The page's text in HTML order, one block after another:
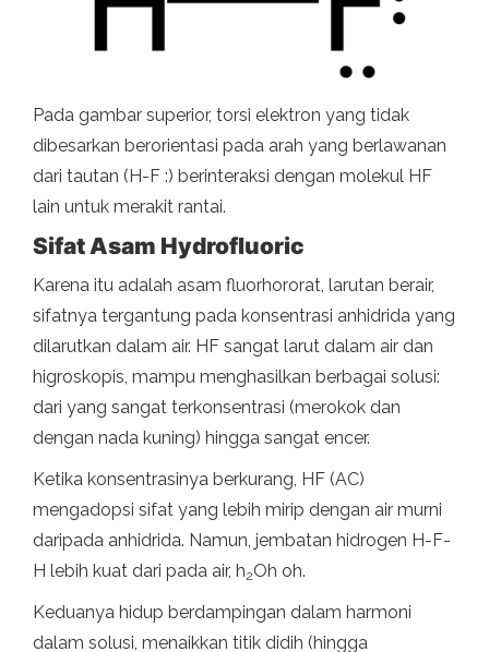
Pada gambar superior, torsi elektron yang tidak
dibesarkan berorientasi pada arah yang berlawanan
dari tautan (H-F :) berinteraksi dengan molekul HF
lain untuk merakit rantai.
Sifat Asam Hydrofluoric
Karena itu adalah asam fluorhororat, larutan berair,
sifatnya tergantung pada konsentrasi anhidrida yang
dilarutkan dalam air. HF sangat larut dalam air dan
higroskopis, mampu menghasilkan berbagai solusi:
dari yang sangat terkonsentrasi (merokok dan
dengan nada kuning) hingga sangat encer.
Ketika konsentrasinya berkurang, HF (AC)
mengadopsi sifat yang lebih mirip dengan air murni
daripada anhidrida. Namun, jembatan hidrogen H-F-
H lebih kuat dari pada air, h2Oh oh.
Keduanya hidup berdampingan dalam harmoni
dalam solusi, menaikkan titik didih (hingga